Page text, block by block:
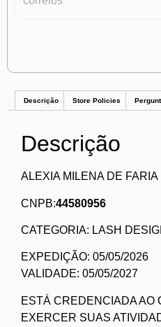
Descrição Store Policies
Descrição
ALEXIA MILENA DE FARIA
CNPB:44580956
CATEGORIA: LASH
EXPEDIÇÃO: 05/05/2026
VALIDADE: 05/05/2027
ESTÁ CREDENCIADA AO
EXERCER SUAS